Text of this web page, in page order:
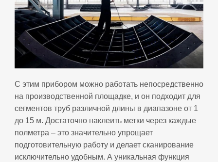
С этим прибором можно работать непосредственно
на производственной площадке, и он подходит для
сегментов труб различной длины в диапазоне от 1
до 15 м. Достаточно наклеить метки через каждые
полметра – это значительно упрощает
подготовительную работу и делает сканирование
исключительно удобным. А уникальная функция